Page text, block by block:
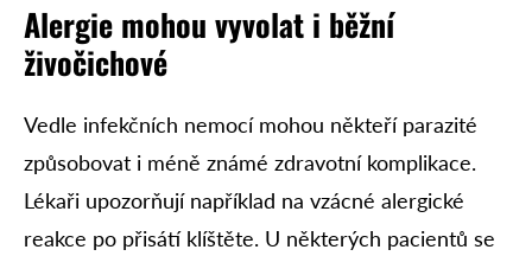
Alergie mohou vyvolat i běžní
živočichové
Vedle infekčních nemocí mohou někteří parazité
způsobovat i méně známé zdravotní komplikace.
Lékaři upozorňují například na vzácné alergické
reakce po přisátí klíštěte. U některých pacientů se